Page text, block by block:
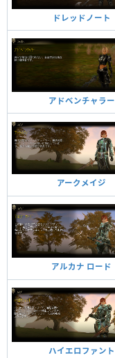
ドレッドノート
アドベンチャラー
アークメイジ
アルカナ ロード
ハイエロファント